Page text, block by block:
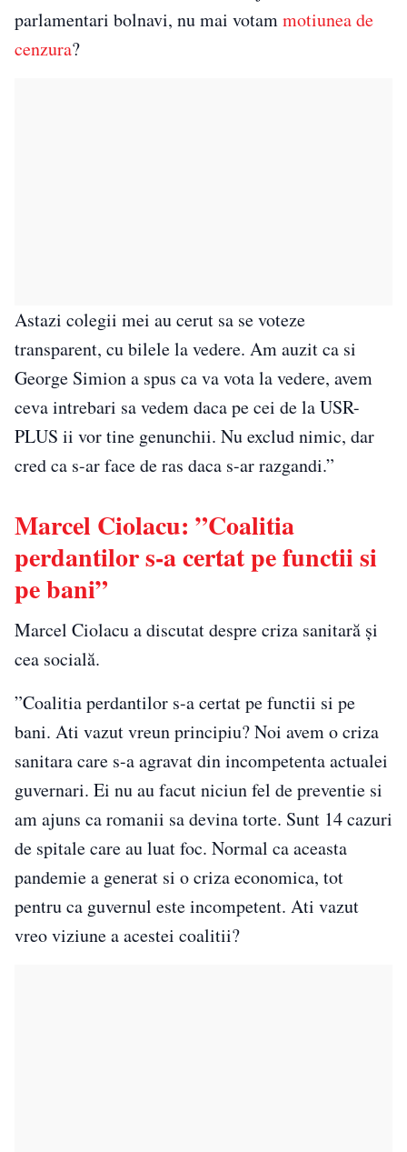
parlamentari bolnavi, nu mai votammotiunea de
cenzura?
Astazi colegii mei au cerut sa se voteze
transparent, cu bilele la vedere. Am auzit ca si
George Simion a spus ca va vota la vedere, avem
ceva intrebari sa vedem daca pe cei de la USR-
PLUS ii vor tine genunchii. Nu exclud nimic, dar
cred ca s-ar face de ras daca s-ar razgandi.”
Marcel Ciolacu: ”Coalitia
perdantilor s-a certat pe functii si
pe bani”
Marcel Ciolacu a discutat despre criza sanitară și
cea socială.
”Coalitia perdantilor s-a certat pe functii si pe
bani. Ati vazut vreun principiu? Noi avem o criza
sanitara care s-a agravat din incompetenta actualei
guvernari. Ei nu au facut niciun fel de preventie si
am ajuns ca romanii sa devina torte. Sunt 14 cazuri
de spitale care au luat foc. Normal ca aceasta
pandemie a generat si o criza economica, tot
pentru ca guvernul este incompetent. Ati vazut
vreo viziune a acestei coalitii?